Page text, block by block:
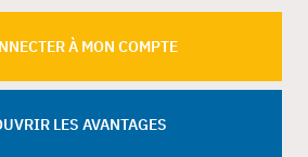
À MON COMPTE
LES AVANTAGES